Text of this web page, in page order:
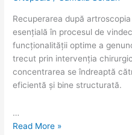
Recuperarea după
esențială în procesul de
funcționalității optime a
trecut prin intervenția
concentrarea se îndreaptă
eficientă și bine structurată.
…
Read More »